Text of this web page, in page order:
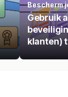
Bescherm
Gebruik
klanten)